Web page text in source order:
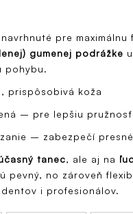
navrhnuté pre
gumenej podrážke
pohybu.
prispôsobivá koža
– pre lepšiu
– zabezpečí
tanec, ale aj na
pevný, no zároveň
i profesionálov.